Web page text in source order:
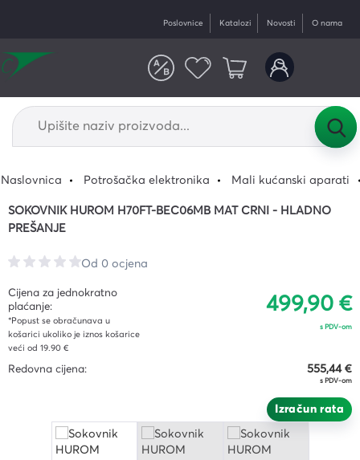
Poslovnice Katalozi Novosti O nama
Naslovnica Potrošačka elektronika Mali kućanski aparati
SOKOVNIK HUROM H70FT-BEC06MB MAT CRNI - HLADNO
PREŠANJE
Od 0 ocjena
Cijena za jednokratno
plaćanje:
*Popust se obračunava u
košarici ukoliko je iznos košarice
veći od 19.90 €
499,90 €
s PDV-om
Redovna cijena: 555,44 €
s PDV-om
Izračun rata